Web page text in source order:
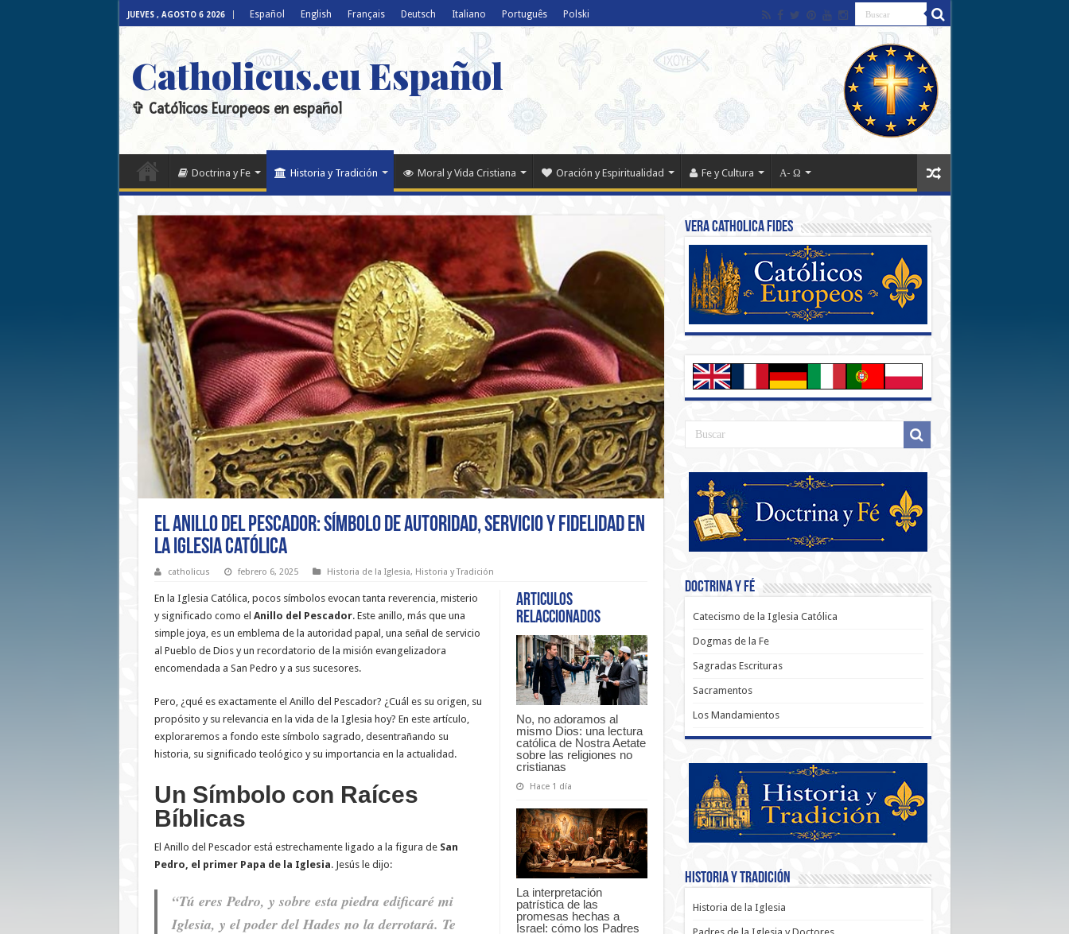
JUEVES , AGOSTO 6 2026 Español English Français Deutsch Italiano Português Polski
Catholicus.eu Español
✞ Católicos Europeos en español
Doctrina y Fe Historia y Tradición Moral y Vida Cristiana Oración y Espiritualidad Fe y Cultura Α- Ω
El Anillo del Pescador: Símbolo de Autoridad, Servicio y Fidelidad en
la Iglesia Católica
catholicus febrero 6, 2025 Historia de la Iglesia, Historia y Tradición
Articulos
relaccionados
No, no adoramos al
mismo Dios: una lectura
católica de Nostra Aetate
sobre las religiones no
cristianas
Hace 1 día
La interpretación
patrística de las
promesas hechas a
Israel: cómo los Padres
En la Iglesia Católica, pocos símbolos evocan tanta reverencia, misterio
y significado como el Anillo del Pescador. Este anillo, más que una
simple joya, es un emblema de la autoridad papal, una señal de servicio
al Pueblo de Dios y un recordatorio de la misión evangelizadora
encomendada a San Pedro y a sus sucesores.
Pero, ¿qué es exactamente el Anillo del Pescador? ¿Cuál es su origen, su
propósito y su relevancia en la vida de la Iglesia hoy? En este artículo,
exploraremos a fondo este símbolo sagrado, desentrañando su
historia, su significado teológico y su importancia en la actualidad.
Un Símbolo con Raíces
Bíblicas
El Anillo del Pescador está estrechamente ligado a la figura de San
Pedro, el primer Papa de la Iglesia. Jesús le dijo:
“Tú eres Pedro, y sobre esta piedra edificaré mi
Iglesia, y el poder del Hades no la derrotará. Te
Vera Catholica Fides
Doctrina y Fé
Catecismo de la Iglesia Católica
Dogmas de la Fe
Sagradas Escrituras
Sacramentos
Los Mandamientos
Historia y Tradición
Historia de la Iglesia